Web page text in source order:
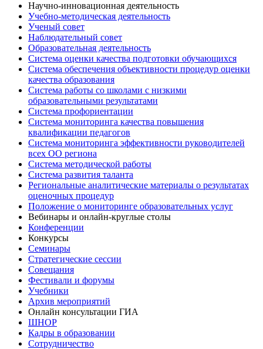
Научно-инновационная деятельность
Учебно-методическая деятельность
Ученый совет
Наблюдательный совет
Образовательная деятельность
Система оценки качества подготовки обучающихся
Система обеспечения объективности процедур оценки
качества образования
Система работы со школами с низкими
образовательными результатами
Система профориентации
Система мониторинга качества повышения
квалификации педагогов
Система мониторинга эффективности руководителей
всех ОО региона
Система методической работы
Система развития таланта
Региональные аналитические материалы о результатах
оценочных процедур
Положение о мониторинге образовательных услуг
Вебинары и онлайн-круглые столы
Конференции
Конкурсы
Семинары
Стратегические сессии
Совещания
Фестивали и форумы
Учебники
Архив мероприятий
Онлайн консультации ГИА
ШНОР
Кадры в образовании
Сотрудничество